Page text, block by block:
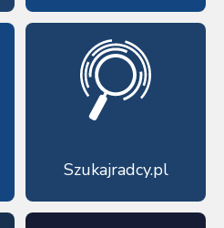
Szukajradcy.pl